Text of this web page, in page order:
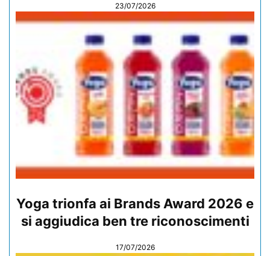
23/07/2026
Yoga trionfa ai Brands Award 2026 e
si aggiudica ben tre riconoscimenti
17/07/2026